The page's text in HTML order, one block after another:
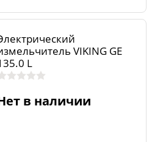
VIKING GE
L
в наличии